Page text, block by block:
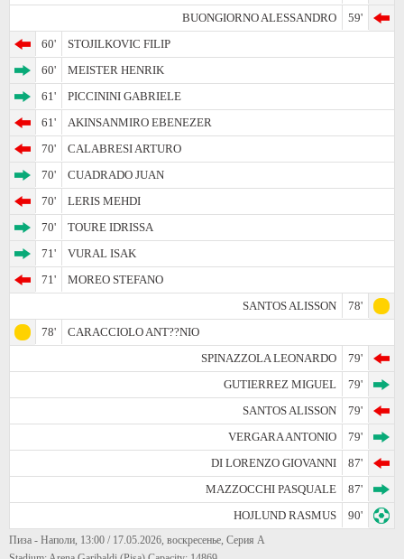
BUONGIORNO ALESSANDRO
59'
60'
STOJILKOVIC FILIP
60'
MEISTER HENRIK
61'
PICCININI GABRIELE
61'
AKINSANMIRO EBENEZER
70'
CALABRESI ARTURO
70'
CUADRADO JUAN
70'
LERIS MEHDI
70'
TOURE IDRISSA
71'
VURAL ISAK
71'
MOREO STEFANO
SANTOS ALISSON
78'
78'
CARACCIOLO ANT??NIO
SPINAZZOLA LEONARDO
79'
GUTIERREZ MIGUEL
79'
SANTOS ALISSON
79'
VERGARA ANTONIO
79'
DI LORENZO GIOVANNI
87'
MAZZOCCHI PASQUALE
87'
HOJLUND RASMUS
90'
Пиза - Наполи, 13:00 / 17.05.2026, воскресенье, Серия А